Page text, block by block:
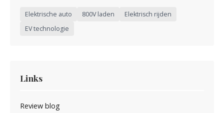
Elektrische auto 800V laden
Elektrisch rijden
EV technologie
Links
Review blog